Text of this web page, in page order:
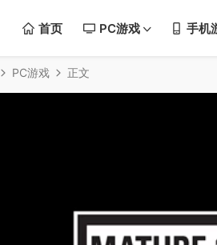
首页 PC游戏 手机
PC游戏 正文
75% 100%